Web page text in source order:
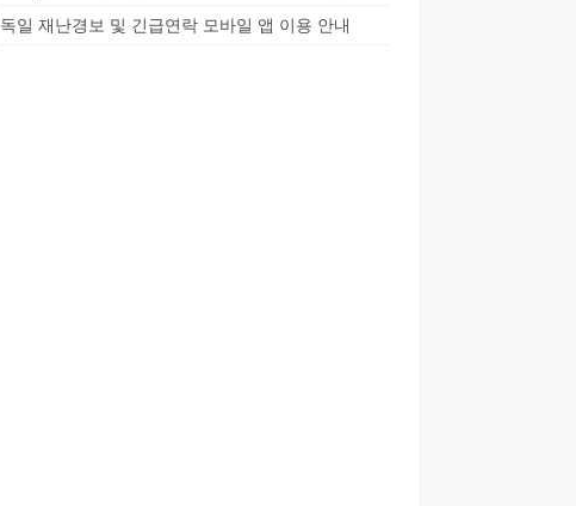
독일 재난경보 및 긴급연락 모바일 앱 이용 안내